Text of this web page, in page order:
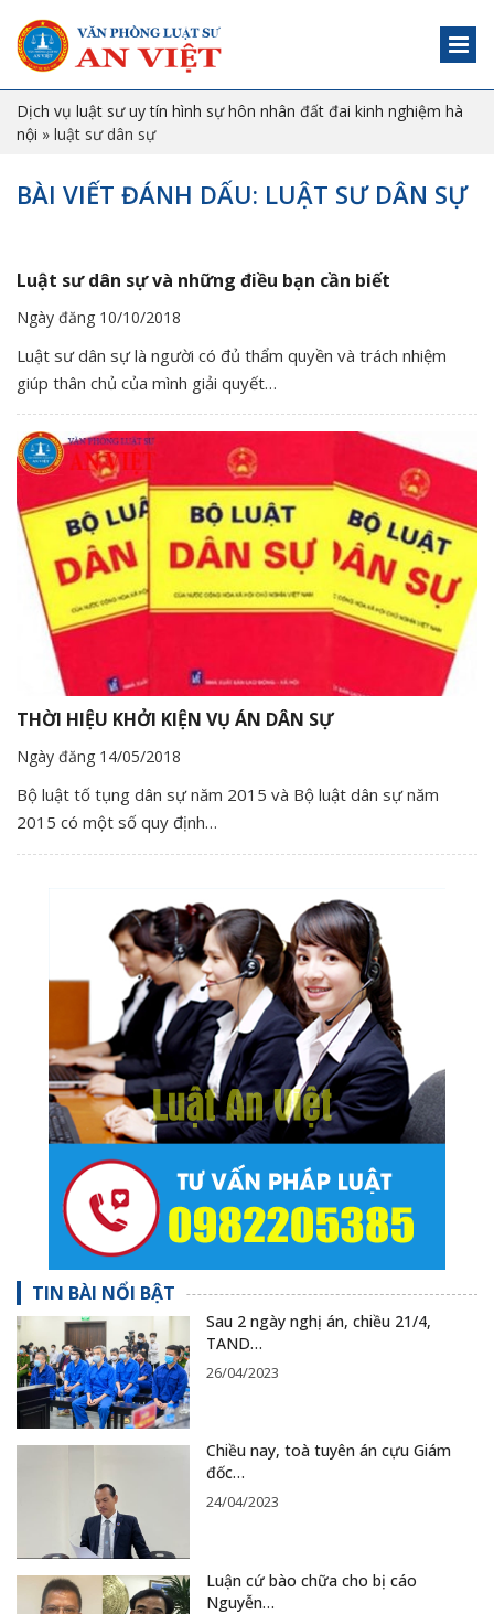
Dịch vụ luật sư uy tín hình sự hôn nhân đất đai kinh nghiệm hà
nội » luật sư dân sự
BÀI VIẾT ĐÁNH DẤU: LUẬT SƯ DÂN SỰ
Luật sư dân sự và những điều bạn cần biết
Ngày đăng 10/10/2018
Luật sư dân sự là người có đủ thẩm quyền và trách nhiệm
giúp thân chủ của mình giải quyết…
THỜI HIỆU KHỞI KIỆN VỤ ÁN DÂN SỰ
Ngày đăng 14/05/2018
Bộ luật tố tụng dân sự năm 2015 và Bộ luật dân sự năm
2015 có một số quy định…
TIN BÀI NỔI BẬT
Sau 2 ngày nghị án, chiều 21/4,
TAND…
26/04/2023
Chiều nay, toà tuyên án cựu Giám
đốc…
24/04/2023
Luận cứ bào chữa cho bị cáo
Nguyễn…